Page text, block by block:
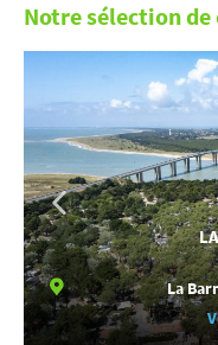
Notre sélection
La